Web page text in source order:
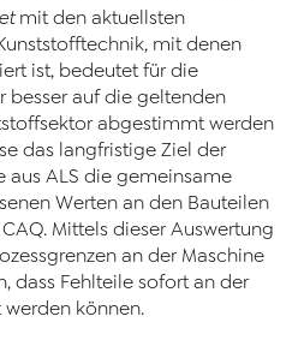
mit den aktuellsten
mit denen
ist, bedeutet für die
besser auf die geltenden
abgestimmt werden
das langfristige Ziel der
aus ALS die gemeinsame
Werten an den Bauteilen
Mittels dieser Auswertung
an der Maschine
dass Fehlteile sofort an der
werden können.